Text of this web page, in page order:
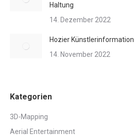
Haltung
14. Dezember 2022
Hozier Künstlerinformation
14. November 2022
Kategorien
3D-Mapping
Aerial Entertainment